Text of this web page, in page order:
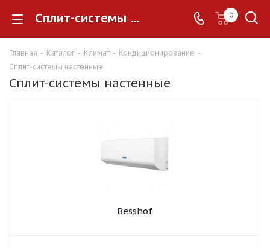
Сплит-системы настенные 0
Главная - Каталог - Климат - Кондиционирование -
Сплит-системы настенные
Сплит-системы настенные
Besshof